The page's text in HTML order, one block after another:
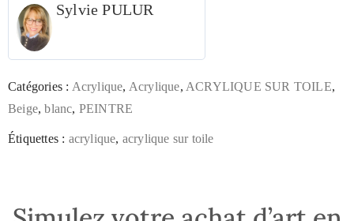
Sylvie PULUR
Catégories : Acrylique, Acrylique, ACRYLIQUE SUR TOILE,
Beige,blanc, PEINTRE
Étiquettes : acrylique, acrylique sur toile